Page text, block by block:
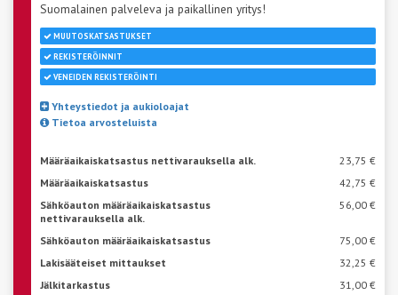
Suomalainen palveleva ja paikallinen yritys!
MUUTOSKATSASTUKSET
REKISTERÖINNIT
VENEIDEN REKISTERÖINTI
Yhteystiedot ja aukioloajat
Tietoa arvosteluista
Määräaikaiskatsastus nettivarauksella alk.
23,75 €
Määräaikaiskatsastus
42,75 €
Sähköauton määräaikaiskatsastus
nettivarauksella alk.
56,00 €
Sähköauton määräaikaiskatsastus
75,00 €
Lakisääteiset mittaukset
32,25 €
Jälkitarkastus
31,00 €